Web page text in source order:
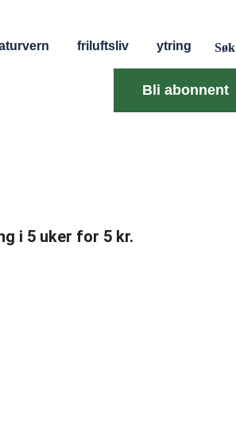
friluftsliv ytring Søk
Bli abonnent
i 5 uker for 5 kr.